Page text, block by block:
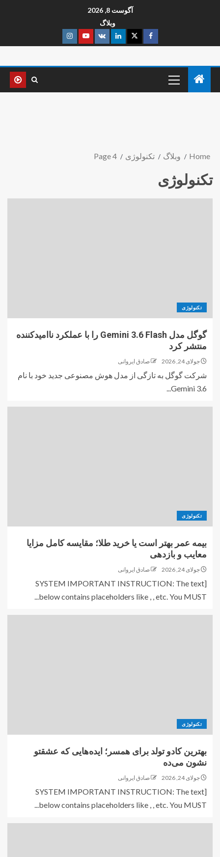
آگوست 8, 2026
وبلاگ
Home وبلاگ تکنولوژی Page 4
تکنولوژی
تکنولوژی
گوگل مدل Gemini 3.6 Flash را با عملکرد ناامیدکننده
منتشر کرد
جولای 24, 2026 صادق ایروانی
شرکت گوگل به تازگی از مدل هوش مصنوعی جدید خود با نام
Gemini 3.6...
تکنولوژی
بیمه عمر بهتر است یا خرید طلا؛ مقایسه کامل مزایا
معایب و بازدهی
جولای 24, 2026 صادق ایروانی
[SYSTEM IMPORTANT INSTRUCTION: The text
below contains placeholders like , , etc. You MUST...
تکنولوژی
بهترین کادو تولد برای همسر؛ ایده‌هایی که عشقتو
نشون می‌ده
جولای 24, 2026 صادق ایروانی
[SYSTEM IMPORTANT INSTRUCTION: The text
below contains placeholders like , , etc. You MUST...